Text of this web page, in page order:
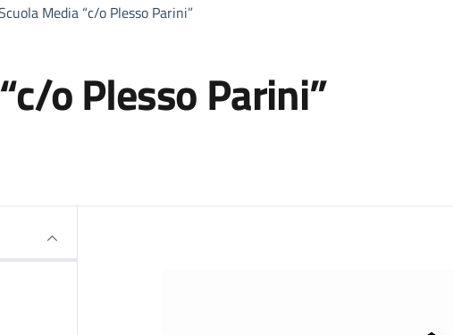
Media “c/o Plesso Parini”
o Plesso Parini”